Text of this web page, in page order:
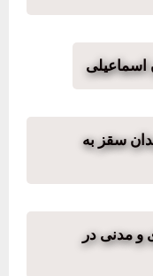
سقز به
و مدنی در